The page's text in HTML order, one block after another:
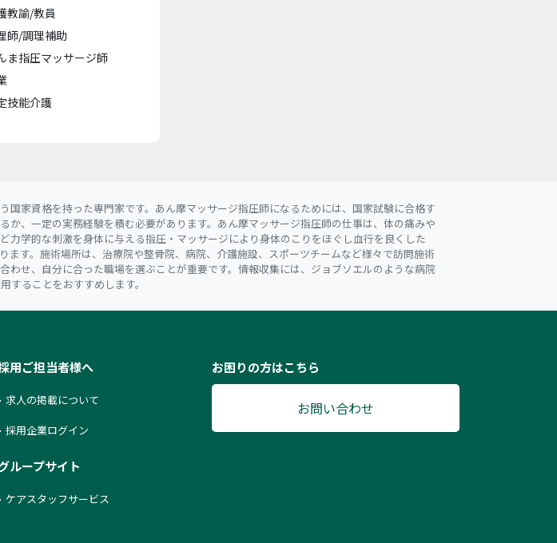
教諭/教員
師/調理補助
ま指圧マッサージ師
技能介護
家資格を持った専門家です。あん摩マッサージ指圧師になるためには、国家試験に合格す
、一定の実務経験を積む必要があります。あん摩マッサージ指圧師の仕事は、体の痛みや
学的な刺激を身体に与える指圧・マッサージにより身体のこりをほぐし血行を良くした
す。施術場所は、治療院や整骨院、病院、介護施設、スポーツチームなど様々で訪問施術
せ、自分に合った職場を選ぶことが重要です。情報収集には、ジョブソエルのような病院
ることをおすすめします。
用ご担当者様へ
求人の掲載について
採用企業ログイン
ループサイト
ケアスタッフサービス
お困りの方はこちら
お問い合わせ